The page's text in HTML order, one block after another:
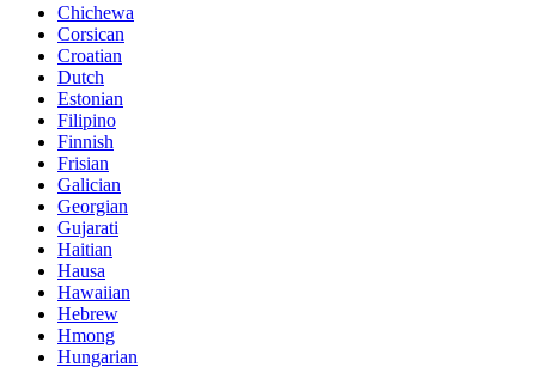
Chichewa
Corsican
Croatian
Dutch
Estonian
Filipino
Finnish
Frisian
Galician
Georgian
Gujarati
Haitian
Hausa
Hawaiian
Hebrew
Hmong
Hungarian